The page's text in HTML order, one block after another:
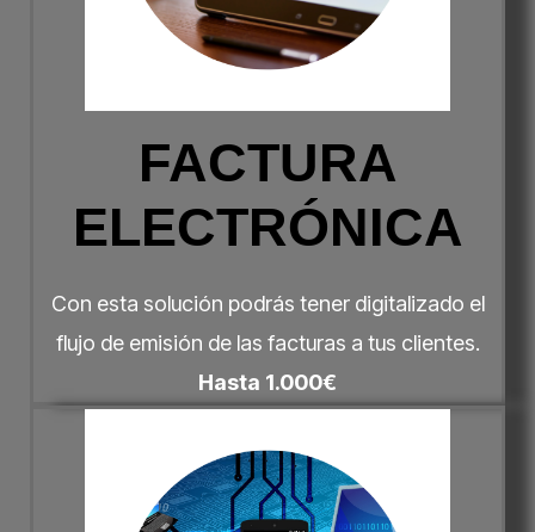
FACTURA
ELECTRÓNICA
Con esta solución podrás tener digitalizado el
flujo de emisión de las facturas a tus clientes.
Hasta 1.000€